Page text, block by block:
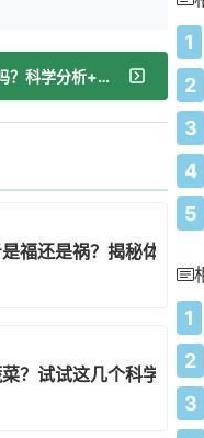
下一篇：香蕉豆浆减肥法靠谱吗？科学分析+避坑指南帮你瘦
福还是祸？揭秘体重骤
？试试这几个科学引导法
1
2
3
4
5
1
2
3